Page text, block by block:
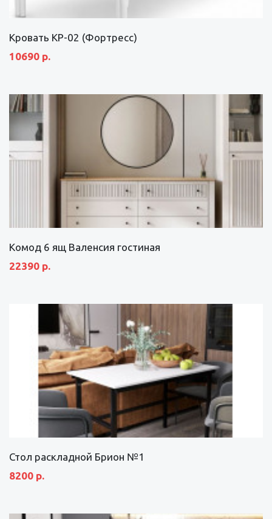
Кровать КР-02 (Фортресс)
10690 р.
Комод 6 ящ Валенсия гостиная
22390 р.
Стол раскладной Брион №1
8200 р.